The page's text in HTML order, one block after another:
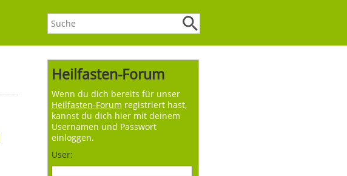
Heilfasten-Forum
Wenn du dich bereits für unser
Heilfasten-Forum registriert hast,
kannst du dich hier mit deinem
Usernamen und Passwort
einloggen.
User: